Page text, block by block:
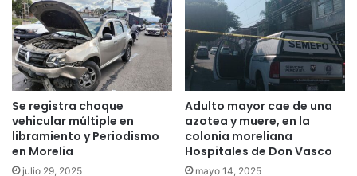
Se registra choque
vehicular múltiple en
libramiento y Periodismo
en Morelia
julio 29, 2025
Adulto mayor cae de una
azotea y muere, en la
colonia moreliana
Hospitales de Don Vasco
mayo 14, 2025